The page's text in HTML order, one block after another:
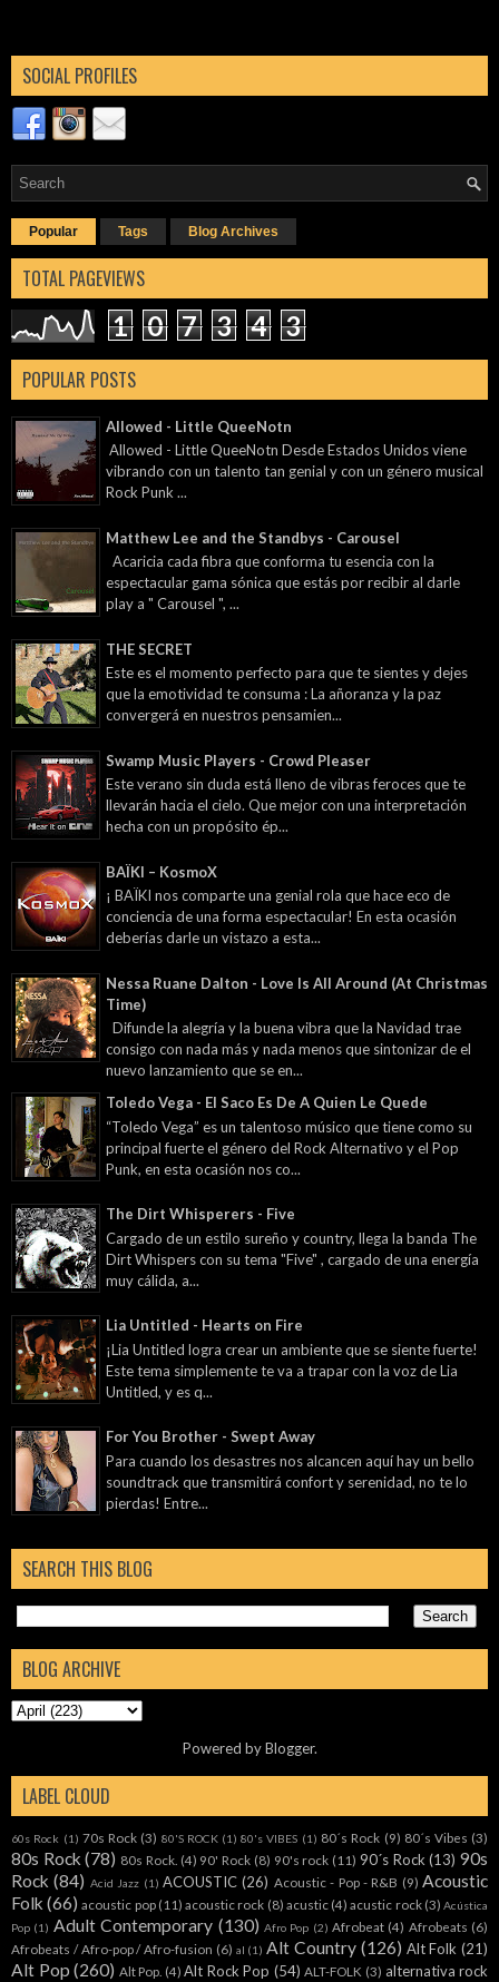
SOCIAL PROFILES
Popular Tags Blog Archives
TOTAL PAGEVIEWS
1 0 7 3 4 3
POPULAR POSTS
Allowed - Little QueeNotn
Allowed - Little QueeNotn Desde Estados Unidos viene
vibrando con un talento tan genial y con un género musical
Rock Punk ...
Matthew Lee and the Standbys - Carousel
Acaricia cada fibra que conforma tu esencia con la
espectacular gama sónica que estás por recibir al darle
play a " Carousel ", ...
THE SECRET
Este es el momento perfecto para que te sientes y dejes
que la emotividad te consuma : La añoranza y la paz
convergerá en nuestros pensamien...
Swamp Music Players - Crowd Pleaser
Este verano sin duda está lleno de vibras feroces que te
llevarán hacia el cielo. Que mejor con una interpretación
hecha con un propósito ép...
BAÏKI – KosmoX
¡ BAÏKI nos comparte una genial rola que hace eco de
conciencia de una forma espectacular! En esta ocasión
deberías darle un vistazo a esta...
Nessa Ruane Dalton - Love Is All Around (At Christmas
Time)
Difunde la alegría y la buena vibra que la Navidad trae
consigo con nada más y nada menos que sintonizar de el
nuevo lanzamiento que se en...
Toledo Vega - El Saco Es De A Quien Le Quede
“Toledo Vega” es un talentoso músico que tiene como su
principal fuerte el género del Rock Alternativo y el Pop
Punk, en esta ocasión nos co...
The Dirt Whisperers - Five
Cargado de un estilo sureño y country, llega la banda The
Dirt Whispers con su tema "Five" , cargado de una energía
muy cálida, a...
Lia Untitled - Hearts on Fire
¡Lia Untitled logra crear un ambiente que se siente fuerte!
Este tema simplemente te va a trapar con la voz de Lia
Untitled, y es q...
For You Brother - Swept Away
Para cuando los desastres nos alcancen aquí hay un bello
soundtrack que transmitirá confort y serenidad, no te lo
pierdas! Entre...
SEARCH THIS BLOG
BLOG ARCHIVE
Powered byBlogger.
LABEL CLOUD
60s Rock (1) 70s Rock (3) 80'S ROCK (1) 80's VIBES (1) 80´s Rock (9) 80´s Vibes (3)
80s Rock (78) 80s Rock. (4) 90' Rock (8) 90's rock (11) 90´s Rock (13) 90s
Rock (84) Acid Jazz (1) ACOUSTIC (26) Acoustic - Pop - R&B (9) Acoustic
Folk (66) acoustic pop (11) acoustic rock (8) acustic (4) acustic rock (3) Acústica
Pop (1) Adult Contemporary (130) Afro Pop (2) Afrobeat (4) Afrobeats (6)
Afrobeats / Afro-pop / Afro-fusion (6) al (1) Alt Country (126) Alt Folk (21)
Alt Pop (260) Alt Pop. (4) Alt Rock Pop (54) ALT-FOLK (3) alternativa rock